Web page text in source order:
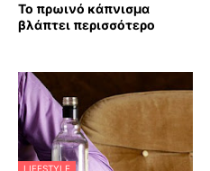
Το πρωινό κάπνισμα
βλάπτει περισσότερο
LIFESTYLE